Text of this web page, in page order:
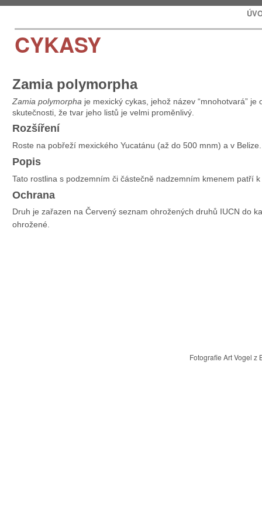
CYKASY
Zamia polymorpha
Zamia polymorpha je mexický cykas, jehož název “mnohotvará” je
skutečnosti, že tvar jeho listů je velmi proměnlivý.
Rozšíření
Roste na pobřeží mexického Yucatánu (až do 500 mnm) a v Belize.
Popis
Tato rostlina s podzemním či částečně nadzemním kmenem patří
Ochrana
Druh je zařazen na Červený seznam ohrožených druhů IUCN do
ohrožené.
Fotografie Art Vogel z